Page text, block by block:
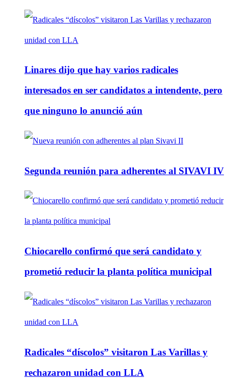
Linares dijo que hay varios radicales
interesados en ser candidatos a intendente, pero
que ninguno lo anunció aún
Segunda reunión para adherentes al SIVAVI IV
Chiocarello confirmó que será candidato y
prometió reducir la planta política municipal
Radicales “díscolos” visitaron Las Varillas y
rechazaron unidad con LLA